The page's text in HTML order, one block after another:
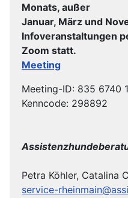
Monats, außer
Januar, März und
Infoveranstaltungen
Zoom statt.
Meeting
Meeting-ID: 835 6740
Kenncode: 298892
Petra Köhler, Catalina
service-